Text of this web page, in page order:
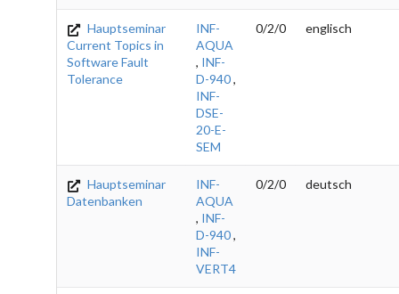
Hauptseminar
Current Topics in
Software Fault
Tolerance
INF-
AQUA
, INF-
D-940,
INF-
DSE-
20-E-
SEM
0/2/0 englisch
Hauptseminar
Datenbanken
INF-
AQUA
, INF-
D-940,
INF-
VERT4
0/2/0 deutsch